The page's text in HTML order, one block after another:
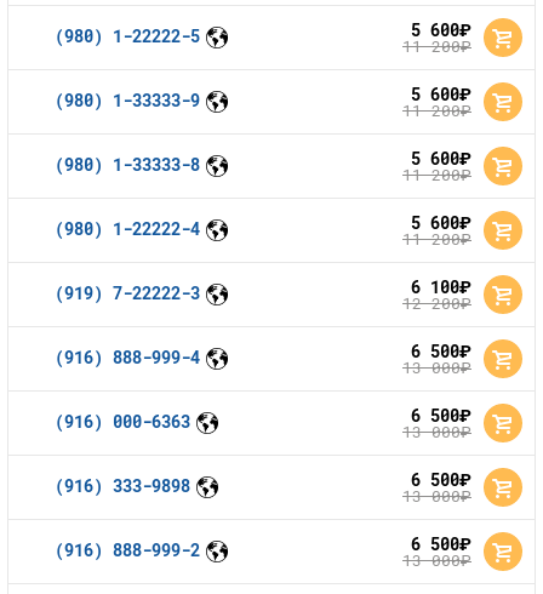
(980) 1-22222-5 5 600руб.
11 200руб.
(980) 1-33333-9 5 600руб.
11 200руб.
(980) 1-33333-8 5 600руб.
11 200руб.
(980) 1-22222-4 5 600руб.
11 200руб.
(919) 7-22222-3 6 100руб.
12 200руб.
(916) 888-999-4 6 500руб.
13 000руб.
(916) 000-6363 6 500руб.
13 000руб.
(916) 333-9898 6 500руб.
13 000руб.
(916) 888-999-2 6 500руб.
13 000руб.